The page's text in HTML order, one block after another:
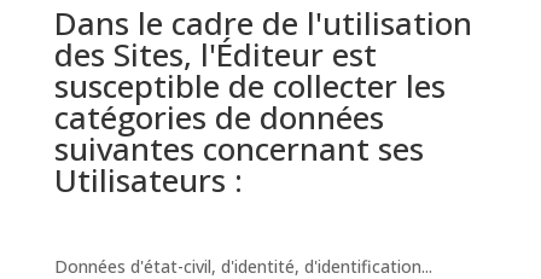
Dans le cadre de l'utilisation
des Sites, l'Éditeur est
susceptible de collecter les
catégories de données
suivantes concernant ses
Utilisateurs :
Données d'état-civil, d'identité, d'identification...